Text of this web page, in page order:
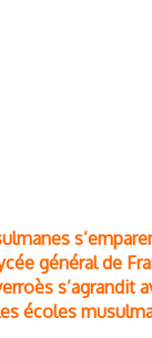
général de
s’agrandit
écoles